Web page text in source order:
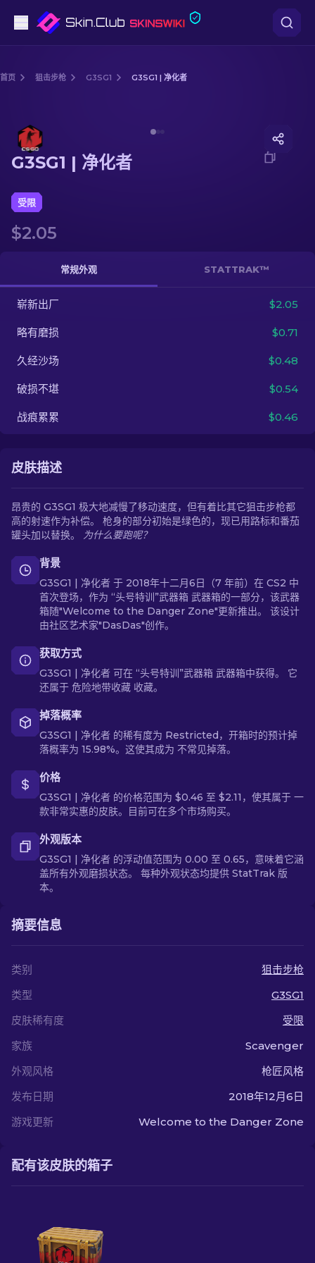
步枪
狙击步枪
手套
武器箱
其他
首页 狙击步枪 G3SG1 G3SG1 | 净化者
G3SG1 | 净化者
受限
$2.05
常规外观 STATTRAK™
崭新出厂 $2.05
略有磨损 $0.71
久经沙场 $0.48
破损不堪 $0.54
战痕累累 $0.46
皮肤描述
昂贵的 G3SG1 极大地减慢了移动速度，但有着比其它狙击步枪都
高的射速作为补偿。 枪身的部分初始是绿色的，现已用路标和番茄
罐头加以替换。 为什么要跑呢？
背景
G3SG1 | 净化者 于 2018年十二月6日（7 年前）在 CS2 中
首次登场，作为 “头号特训”武器箱 武器箱的一部分，该武器
箱随"Welcome to the Danger Zone"更新推出。 该设计
由社区艺术家"DasDas"创作。
获取方式
G3SG1 | 净化者 可在 “头号特训”武器箱 武器箱中获得。 它
还属于 危险地带收藏 收藏。
掉落概率
G3SG1 | 净化者 的稀有度为 Restricted，开箱时的预计掉
落概率为 15.98%。这使其成为 不常见掉落。
价格
G3SG1 | 净化者 的价格范围为 $0.46 至 $2.11，使其属于 一
款非常实惠的皮肤。目前可在多个市场购买。
外观版本
G3SG1 | 净化者 的浮动值范围为 0.00 至 0.65，意味着它涵
盖所有外观磨损状态。 每种外观状态均提供 StatTrak 版
本。
摘要信息
类别
狙击步枪
类型
G3SG1
皮肤稀有度
受限
家族
Scavenger
外观风格
枪匠风格
发布日期
2018年12月6日
游戏更新
Welcome to the Danger Zone
配有该皮肤的箱子